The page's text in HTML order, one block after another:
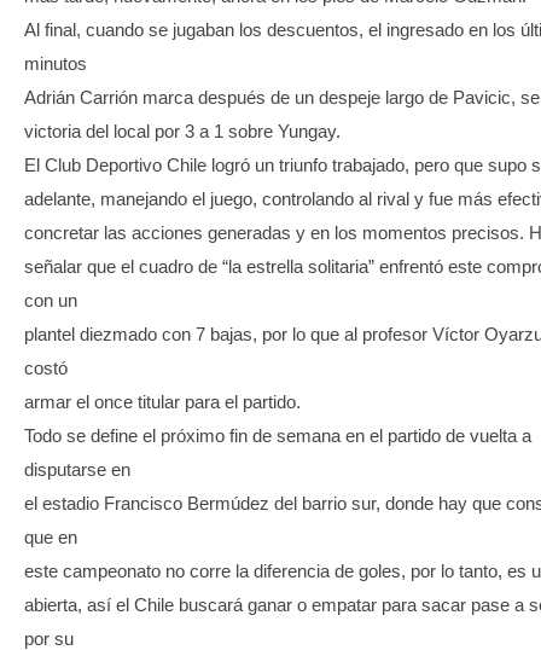
Al final, cuando se jugaban los descuentos, el ingresado en los
minutos
Adrián Carrión marca después de un despeje largo de Pavicic,
victoria del local por 3 a 1 sobre Yungay.
El Club Deportivo Chile logró un triunfo trabajado, pero que supo
adelante, manejando el juego, controlando al rival y fue más
concretar las acciones generadas y en los momentos precisos.
señalar que el cuadro de “la estrella solitaria” enfrentó este
con un
plantel diezmado con 7 bajas, por lo que al profesor Víctor
costó
armar el once titular para el partido.
Todo se define el próximo fin de semana en el partido de vuelta a
disputarse en
el estadio Francisco Bermúdez del barrio sur, donde hay que
que en
este campeonato no corre la diferencia de goles, por lo tanto, es
abierta, así el Chile buscará ganar o empatar para sacar pase a
por su